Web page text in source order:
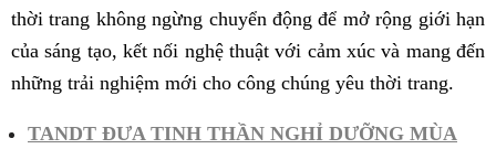
thời trang không ngừng chuyển động để mở rộng giới hạn
của sáng tạo, kết nối nghệ thuật với cảm xúc và mang đến
những trải nghiệm mới cho công chúng yêu thời trang.
TANDT ĐƯA TINH THẦN NGHỈ DƯỠNG MÙA